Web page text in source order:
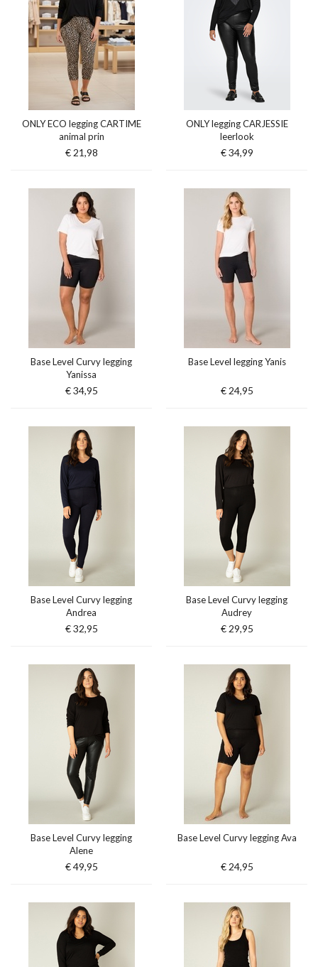
ONLY ECO legging CARTIME
animal prin
€ 21,98
ONLY legging CARJESSIE
leerlook
€ 34,99
Base Level Curvy legging
Yanissa
€ 34,95
Base Level legging Yanis
€ 24,95
Base Level Curvy legging
Andrea
€ 32,95
Base Level Curvy legging
Audrey
€ 29,95
Base Level Curvy legging
Alene
€ 49,95
Base Level Curvy legging Ava
€ 24,95